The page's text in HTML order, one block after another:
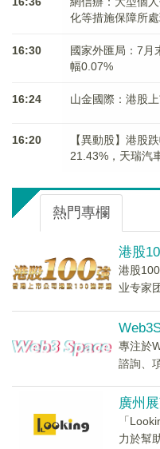
化等措施保障所
16:30
國家外匯局：7月
幅0.07%
16:24 山金國際：港股
16:20
【異動股】港股
21.43%，天瑞汽
熱門專欄
港股
港股
业专家
專注於
諮詢、
廣州
「
力於幫